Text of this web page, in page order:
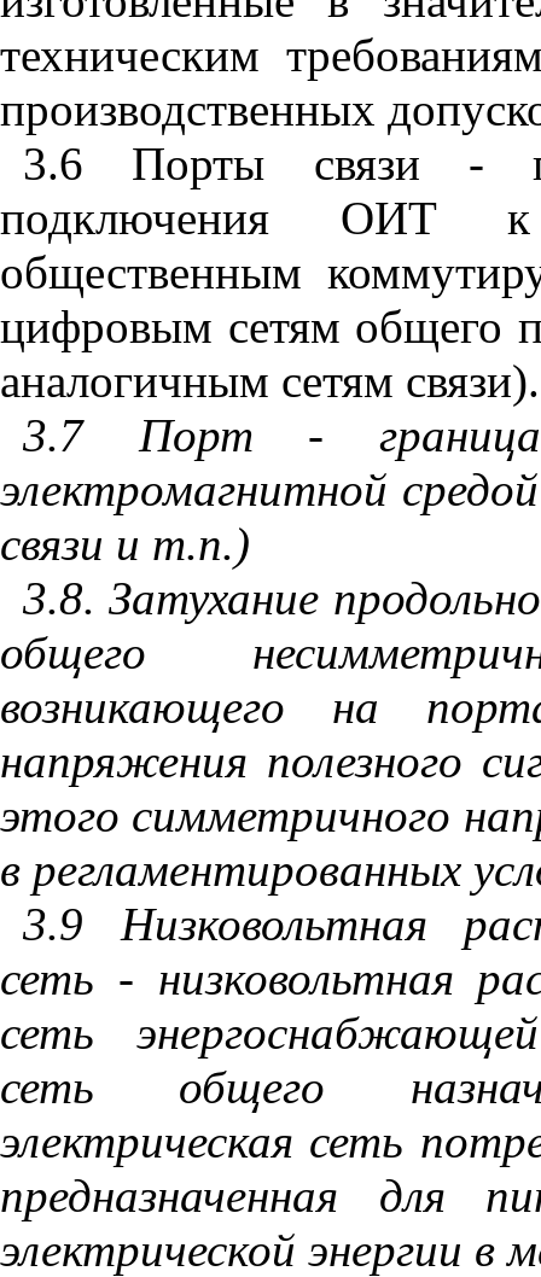
техническим
производственных
3.6 Порты связи -
подключения ОИТ к
общественным
цифровым сетям общего
аналогичным сетям связи).
3.7 Порт -
электромагнитной
связи и т.п.)
3.8. Затухание
общего
возникающего на
напряжения полезного
этого симметричного
в регламентированных
3.9 Низковольтная
сеть - низковольтная
сеть
сеть общего
электрическая сеть
предназначенная для
электрической энергии в